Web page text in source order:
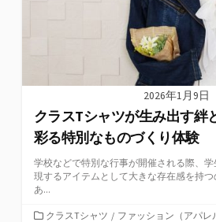
2026年1月9日
クラスTシャツが生み出す絆
彩る特別なものづくり体験
学校などで特別な行事が開催される際、
現するアイテムとして大きな存在感を持
あ...
カクラスTシャツ / ファッション（アパレ